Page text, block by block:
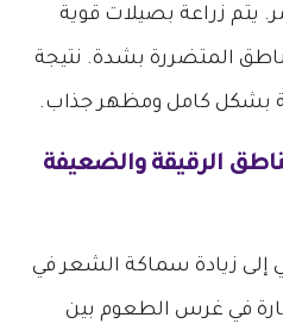
يتم زراعة بصيلات قوية
المتضررة بشدة. نتيجة
بشكل كامل ومظهر جذاب.
الرقيقة والضعيفة
إلى زيادة سماكة الشعر في
في غرس الطعوم بين